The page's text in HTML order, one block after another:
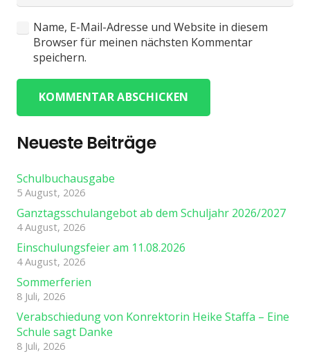
Name, E-Mail-Adresse und Website in diesem
Browser für meinen nächsten Kommentar
speichern.
KOMMENTAR ABSCHICKEN
Neueste Beiträge
Schulbuchausgabe
5 August, 2026
Ganztagsschulangebot ab dem Schuljahr 2026/2027
4 August, 2026
Einschulungsfeier am 11.08.2026
4 August, 2026
Sommerferien
8 Juli, 2026
Verabschiedung von Konrektorin Heike Staffa – Eine
Schule sagt Danke
8 Juli, 2026